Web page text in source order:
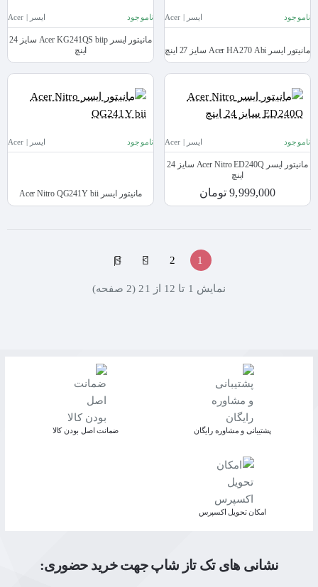
ناموجود ایسر | Acer
مانیتور ایسر Acer HA270 Abi سایز 27 اینچ
ناموجود ایسر | Acer
مانیتور ایسر Acer KG241QS biip سایز 24
اینچ
ناموجود ایسر | Acer
مانیتور ایسر Acer Nitro ED240Q سایز 24
اینچ
9,999,000 تومان
ناموجود ایسر | Acer
مانیتور ایسر Acer Nitro QG241Y bii
1
2
>
>|
نمايش 1 تا 12 از 21 (2 صفحه)
پشتیبانی و مشاوره رایگان ﺿﻤﺎﻧﺖ اﺻﻞ ﺑﻮدن ﮐﺎﻟﺎ
اﻣﮑﺎن ﺗﺤﻮﯾﻞ اﮐﺴﭙﺮس
نشانی های تک تاز شاپ جهت خرید حضوری: